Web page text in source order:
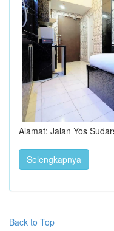
Alamat: Jalan Yos
Selengkapnya
Back to Top